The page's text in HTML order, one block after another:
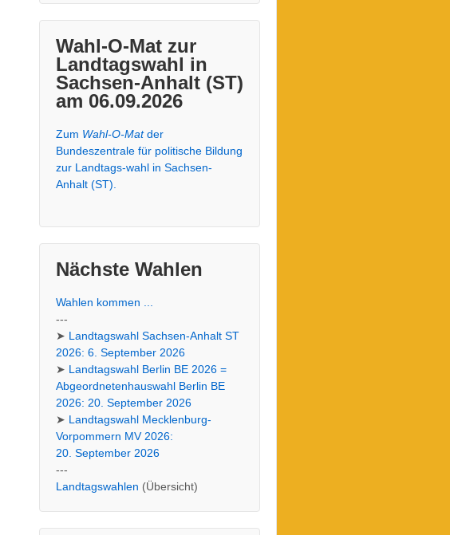
Wahl-O-Mat zur
Landtagswahl in
Sachsen-Anhalt (ST)
am 06.09.2026
Zum Wahl-O-Matder
Bundeszentrale für politische Bildung
zur Landtags-wahl in Sachsen-
Anhalt (ST).
Nächste Wahlen
Wahlen kommen ...
---
➤ Landtagswahl Sachsen-Anhalt ST
2026: 6. September 2026
➤ Landtagswahl Berlin BE 2026 =
Abgeordnetenhauswahl Berlin BE
2026: 20. September 2026
➤ Landtagswahl Mecklenburg-
Vorpommern MV 2026:
20. September 2026
---
Landtagswahlen (Übersicht)